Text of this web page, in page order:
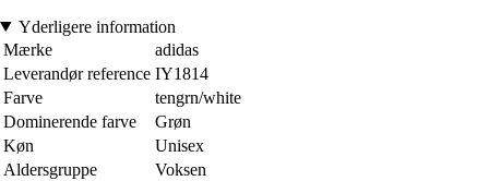
Yderligere information
Mærke
adidas
Leverandør reference IY1814
Farve
tengrn/white
Dominerende farve
Grøn
Køn
Unisex
Aldersgruppe
Voksen